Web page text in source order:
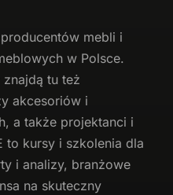
mebli i
w Polsce.
tu też
akcesoriów i
a także projektanci i
to kursy i szkolenia dla
i analizy, branżowe
na skuteczny